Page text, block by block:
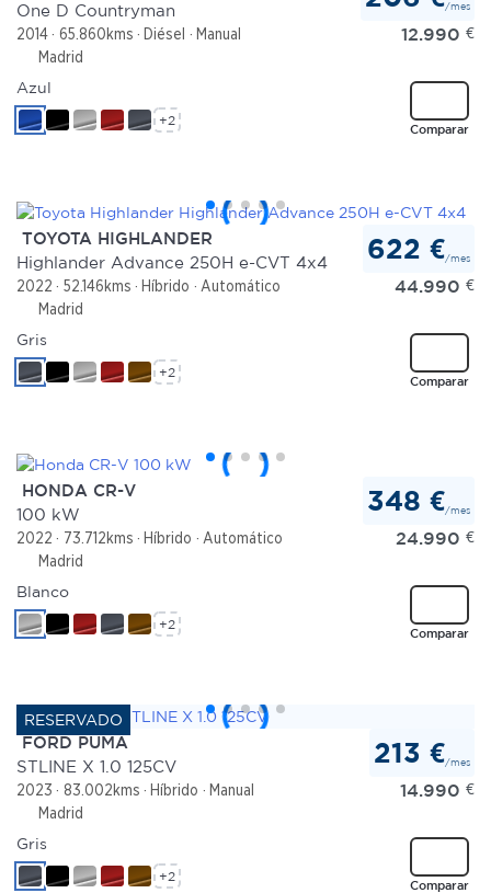
One D Countryman
2014 65.860kms Diésel
Manual
Madrid
/mes
12.990 €
Comparar
Azul
+2
TOYOTA HIGHLANDER
Highlander Advance 250H e-CVT 4x4
2022 52.146kms Híbrido
Automático
Madrid
622 €/mes
44.990 €
Comparar
Gris
+2
HONDA CR-V
100 kW
2022 73.712kms Híbrido
Automático
Madrid
348 €/mes
24.990 €
Comparar
Blanco
+2
FORD PUMA
STLINE X 1.0 125CV
2023 83.002kms Híbrido
Manual
Madrid
213 €/mes
14.990 €
Comparar
Gris
+2